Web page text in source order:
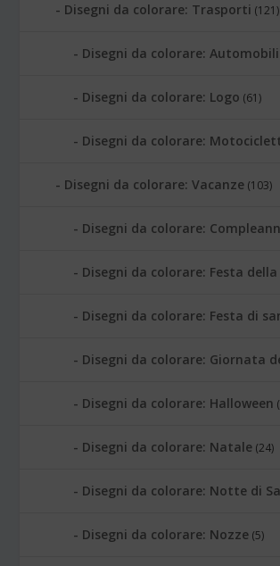
Disegni da colorare: Trasporti (121)
Disegni da colorare: Automobili
Disegni da colorare: Logo (61)
Disegni da colorare:
Disegni da colorare: Vacanze (103)
Disegni da colorare:
Disegni da colorare: Festa
Disegni da colorare: Festa di
Disegni da colorare: Giornata
Disegni da colorare: Halloween
Disegni da colorare: Natale (24)
Disegni da colorare: Notte di
Disegni da colorare: Nozze (5)